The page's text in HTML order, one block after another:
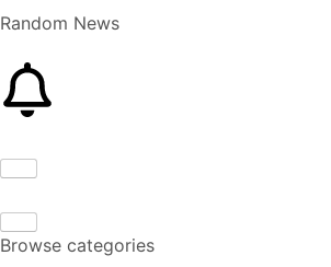
Random News
Browse categories